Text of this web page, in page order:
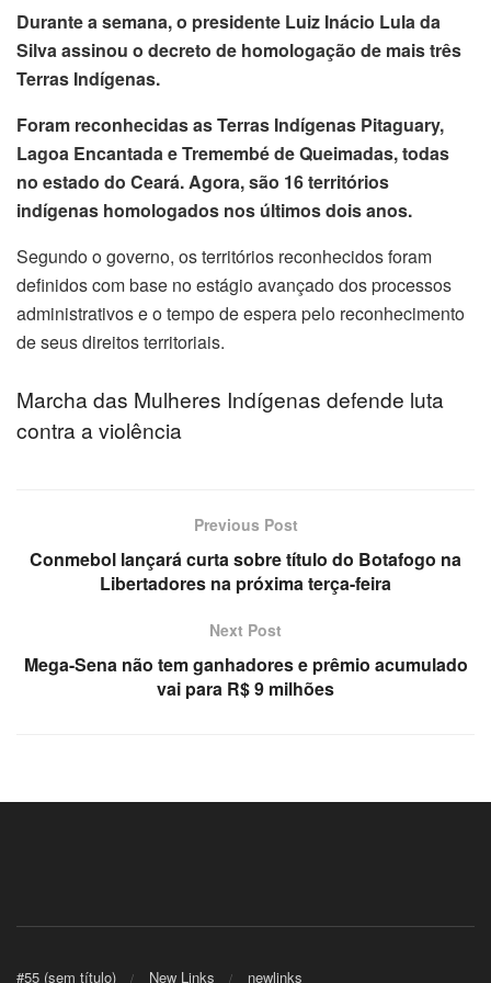
panel
Panel
Panel
Panel
panel
Durante a semana, o presidente Luiz Inácio Lula da
Silva assinou o decreto de homologação de mais três
Terras Indígenas.
Foram reconhecidas as Terras Indígenas Pitaguary,
Lagoa Encantada e Tremembé de Queimadas, todas
no estado do Ceará. Agora, são 16 territórios
indígenas homologados nos últimos dois anos.
Segundo o governo, os territórios reconhecidos foram
definidos com base no estágio avançado dos processos
administrativos e o tempo de espera pelo reconhecimento
de seus direitos territoriais.
Marcha das Mulheres Indígenas defende luta
contra a violência
Previous Post
Conmebol lançará curta sobre título do Botafogo na
Libertadores na próxima terça-feira
Next Post
Mega-Sena não tem ganhadores e prêmio acumulado
vai para R$ 9 milhões
#55 (sem título) New Links newlinks